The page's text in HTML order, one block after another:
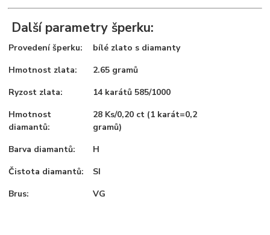
Další parametry šperku:
Provedení šperku:
bílé zlato s diamanty
Hmotnost zlata:
2.65 gramů
Ryzost zlata:
14 karátů 585/1000
Hmotnost
diamantů:
28 Ks/0,20 ct (1 karát=0,2
gramů)
Barva diamantů:
H
Čistota diamantů:
SI
Brus:
VG